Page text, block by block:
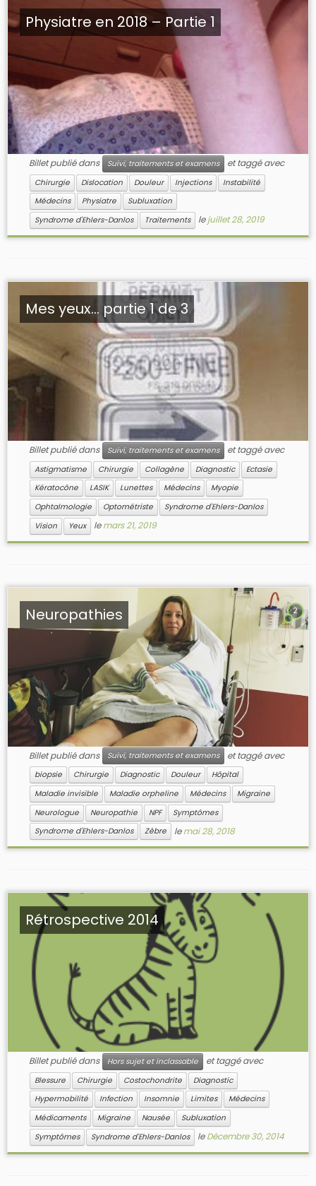
Physiatre en 2018 – Partie 1
Billet publié dans Suivi, traitements et examens et taggé avec
Chirurgie Dislocation Douleur Injections
Instabilité
Médecins
Physiatre
Subluxation
Syndrome d'Ehlers-Danlos
Traitements lejuillet 28, 2019
Mes yeux… partie 1 de 3
Billet publié dans Suivi, traitements et examens et taggé avec
Astigmatisme Chirurgie Collagène Diagnostic
Ectasie
Kératocône
LASIK Lunettes Médecins
Myopie
Ophtalmologie
Optométriste
Syndrome d'Ehlers-Danlos
Vision
Yeux lemars 21, 2019
2
Neuropathies
Billet publié dans Suivi, traitements et examens et taggé avec
biopsie Chirurgie Diagnostic Douleur
Hôpital
Maladie invisible
Maladie orpheline Médecins
Migraine
Neurologue
Neuropathie NPF
Symptômes
Syndrome d'Ehlers-Danlos
Zèbre lemai 28, 2018
Rétrospective 2014
Billet publié dans Hors sujet et inclassable et taggé avec
Blessure Chirurgie Costochondrite
Diagnostic
Hypermobilité
Infection Insomnie Limites
Médecins
Médicaments
Migraine Nausée
Subluxation
Symptômes
Syndrome d'Ehlers-Danlos leDécembre 30, 2014